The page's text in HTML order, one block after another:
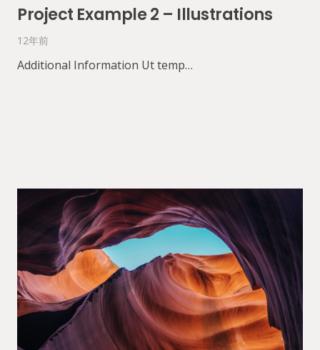
Project Example 2 – Illustrations
12年前
Additional Information Ut temp…